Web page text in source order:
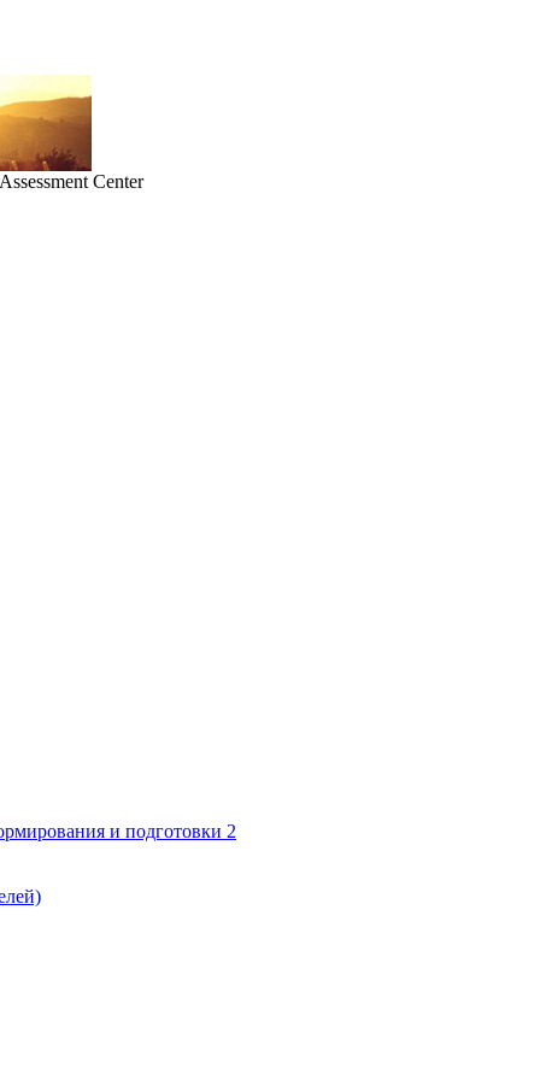
Center
и подготовки 2